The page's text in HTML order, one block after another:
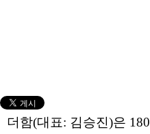
더함(대표: 김승진)은